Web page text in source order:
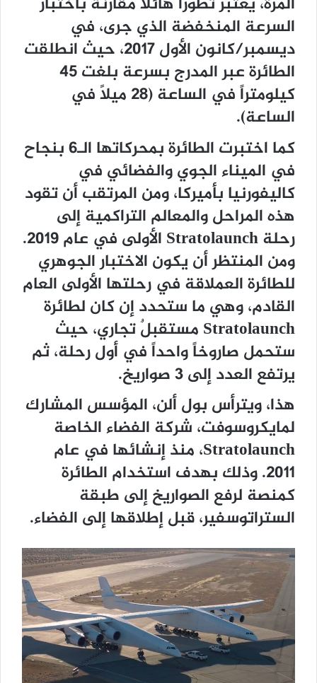
السرعة المنخفضة الذي جرى، في
ديسمبر/كانون الأول 2017، حيث انطلقت
الطائرة عبر المدرج بسرعة بلغت 45
كيلومتراً في الساعة (28 ميلاً في
الساعة).
كما اختبرت الطائرة بمحركاتها الـ6 بنجاح
في الميناء الجوي والفضائي في
كاليفورنيا بأميركا، ومن المرتقب أن تقود
هذه المراحل والمعالم التراكمية إلى
رحلة Stratolaunch الأولى في عام 2019.
ومن المنتظر أن يكون الاختبار الجوهري
للطائرة العملاقة في رحلتها الأولى العام
القادم، وهي ما ستحدد إن كان لطائرة
Stratolaunch مستقبلٌ تجاري، حيث
ستحمل صاروخاً واحداً في أول رحلة، ثم
يرتفع العدد إلى 3 صواريخ.
هذا، ويترأس بول ألن، المؤسس المشارك
لمايكروسوفت، شركة الفضاء الخاصة
Stratolaunch، منذ إنشائها في عام
2011. وذلك بهدف استخدام الطائرة
كمنصة لرفع الصواريخ إلى طبقة
الستراتوسفير، قبل إطلاقها إلى الفضاء.